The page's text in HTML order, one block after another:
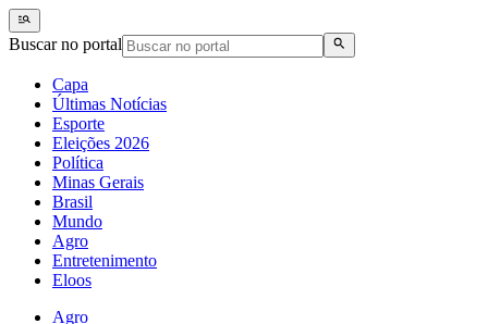
Buscar no portal
Capa
Últimas Notícias
Esporte
Eleições 2026
Política
Minas Gerais
Brasil
Mundo
Agro
Entretenimento
Eloos
Agro